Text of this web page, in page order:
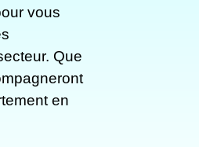
vous
Que
en